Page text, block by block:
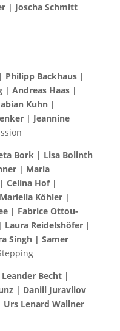
| Joscha Schmitt
Philipp Backhaus |
| Andreas Haas |
Kuhn |
| Jeannine
Bork | Lisa Bolinth
| Maria
Celina Hof |
Köhler |
| Fabrice Ottou-
Reidelshöfer |
Singh | Samer
Becht |
| Daniil Juravliov
Lenard Wallner